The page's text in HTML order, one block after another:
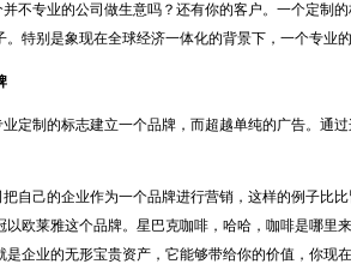
专业的公司做生意吗？还有你的客户。一个定制
。特别是象现在全球经济一体化的背景下，一个专业
制的标志建立一个品牌，而超越单纯的广告。通过
己的企业作为一个品牌进行营销，这样的例子比
以欧莱雅这个品牌。星巴克咖啡，哈哈，咖啡是哪
是企业的无形宝贵资产，它能够带给你的价值，你现